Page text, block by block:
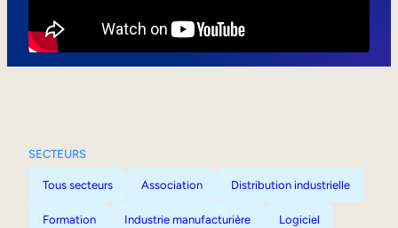
SECTEURS
Tous secteurs Association Distribution industrielle
Formation Industrie manufacturière Logiciel